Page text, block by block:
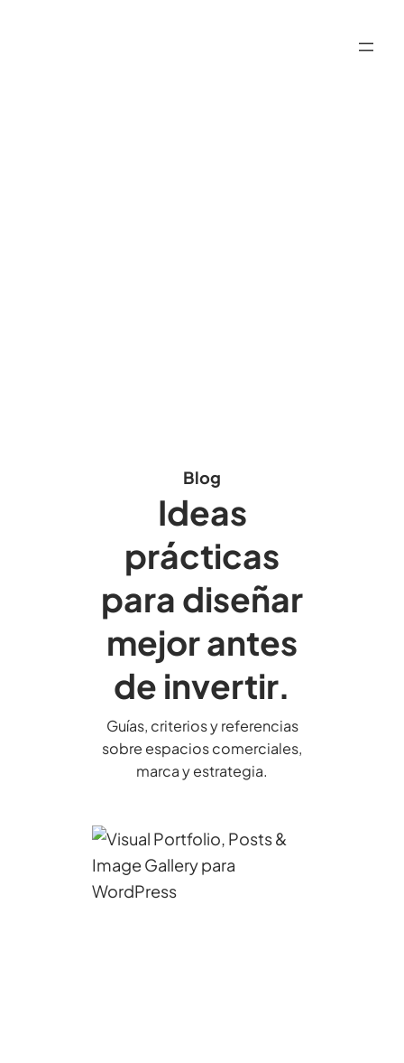
Blog
Ideas
prácticas
para diseñar
mejor antes
de invertir.
Guías, criterios y referencias
sobre espacios comerciales,
marca y estrategia.